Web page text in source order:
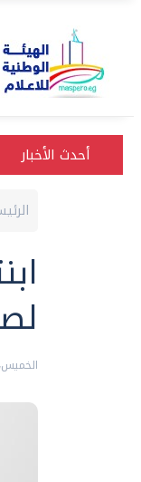
أحدث الأخبار
الخميس، 10 يوليو 2008 10:18 ص